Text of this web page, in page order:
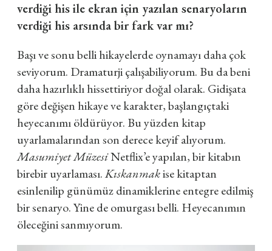
verdiği his ile ekran için yazılan senaryoların
verdiği his arsında bir fark var mı?
Başı ve sonu belli hikayelerde oynamayı daha çok
seviyorum. Dramaturji çalışabiliyorum. Bu da beni
daha hazırlıklı hissettiriyor doğal olarak. Gidişata
göre değişen hikaye ve karakter, başlangıçtaki
heyecanımı öldürüyor. Bu yüzden kitap
uyarlamalarından son derece keyif alıyorum.
Masumiyet MüzesiNetflix’e yapılan, bir kitabın
birebir uyarlaması.Kıskanmakise kitaptan
esinlenilip günümüz dinamiklerine entegre edilmiş
bir senaryo. Yine de omurgası belli. Heyecanımın
öleceğini sanmıyorum.